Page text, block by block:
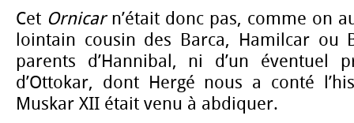
Cet Ornicarn’était donc pas, comme on
lointain cousin des Barca, Hamilcar ou
parents d’Hannibal, ni d’un éventuel
d’Ottokar, dont Hergé nous a conté
Muskar XII était venu à abdiquer.